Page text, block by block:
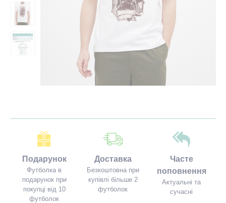
Подарунок
Футболка в
подарунок при
покупці від 10
футболок
Доставка
Безкоштовна при
купівлі більше 2
футболок
Часте
поповнення
Актуальні та
сучасні